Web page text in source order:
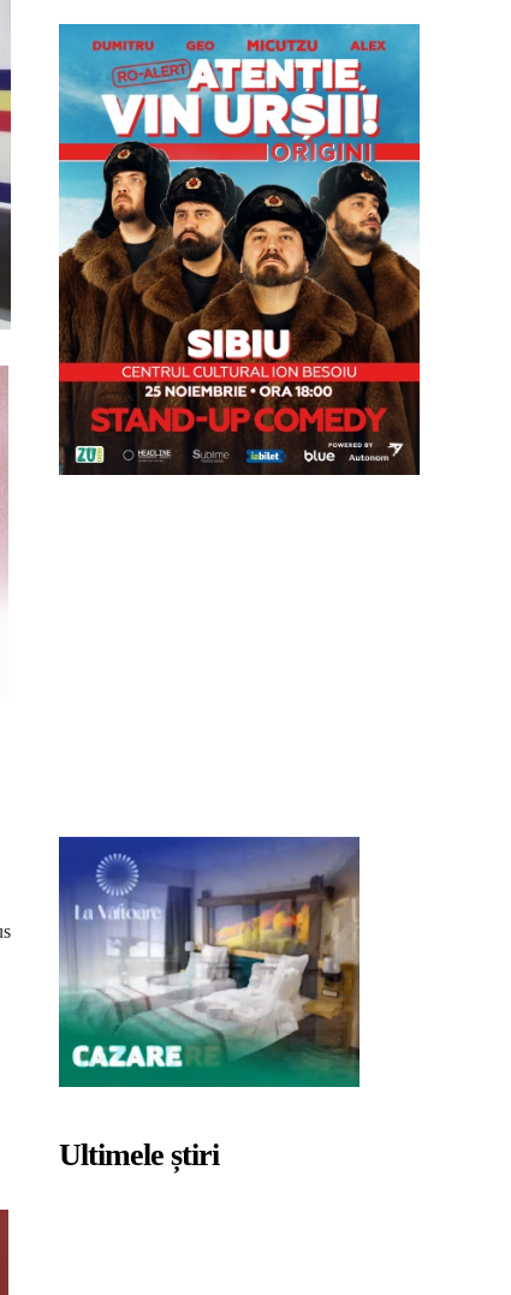
Ultimele știri